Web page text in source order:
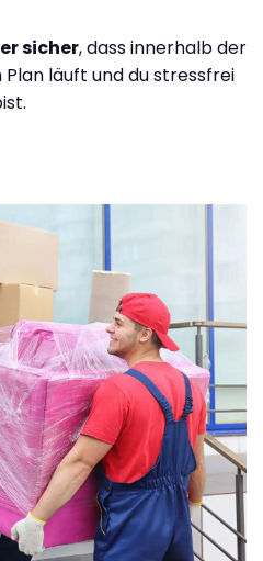
sicher, dass innerhalb der
läuft und du stressfrei